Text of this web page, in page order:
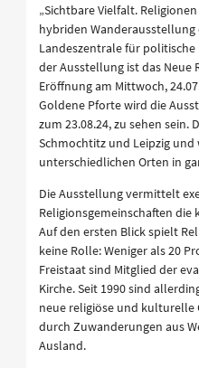
„Sichtbare Vielfalt.
hybriden Wanderausstellung
Landeszentrale für politische
der Ausstellung ist das Neue
Eröffnung am Mittwoch,
Goldene Pforte wird die
zum 23.08.24, zu sehen sein.
Schmochtitz und Leipzig und
unterschiedlichen Orten in
Die Ausstellung vermittelt
Religionsgemeinschaften
Auf den ersten Blick spielt
keine Rolle: Weniger als 20
Freistaat sind Mitglied der
Kirche. Seit 1990 sind
neue religiöse und kulturelle
durch Zuwanderungen aus
Ausland.